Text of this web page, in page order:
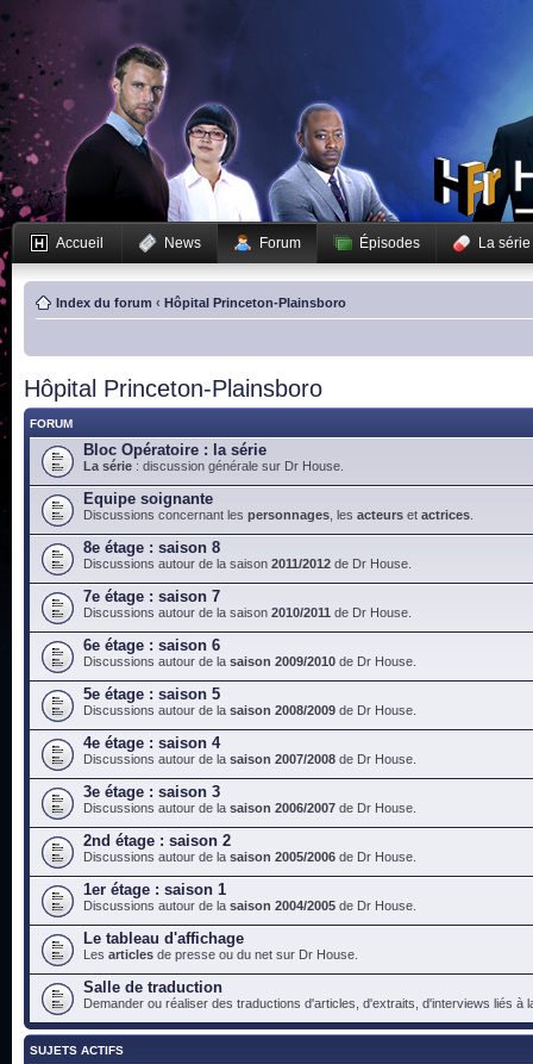
Accueil News Forum Épisodes La série
Index du forum ‹ Hôpital Princeton-Plainsboro
Hôpital Princeton-Plainsboro
FORUM
Bloc Opératoire : la série
La série : discussion générale sur Dr House.
Equipe soignante
Discussions concernant les personnages , les acteurs et actrices
8e étage : saison 8
Discussions autour de la saison 2011/2012 de Dr House.
7e étage : saison 7
Discussions autour de la saison 2010/2011 de Dr House.
6e étage : saison 6
Discussions autour de la saison 2009/2010 de Dr House.
5e étage : saison 5
Discussions autour de la saison 2008/2009 de Dr House.
4e étage : saison 4
Discussions autour de la saison 2007/2008 de Dr House.
3e étage : saison 3
Discussions autour de la saison 2006/2007 de Dr House.
2nd étage : saison 2
Discussions autour de la saison 2005/2006 de Dr House.
1er étage : saison 1
Discussions autour de la saison 2004/2005 de Dr House.
Le tableau d'affichage
Les articles de presse ou du net sur Dr House.
Salle de traduction
Demander ou réaliser des traductions d'articles, d'extraits, d'interviews liés à
SUJETS ACTIFS